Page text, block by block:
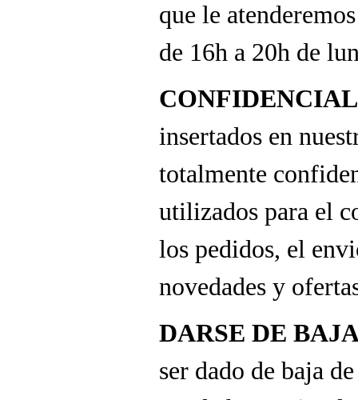
que le
de 16h a 20h de
insertados en
totalmente
utilizados para el
los pedidos, el
novedades y
DARSE DE
ser dado de baja